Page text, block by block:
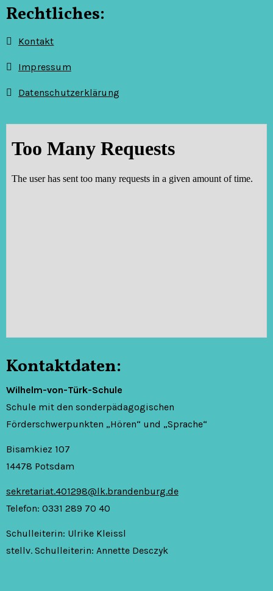
Rechtliches:
Kontakt
Impressum
Datenschutzerklärung
Kontaktdaten:
Wilhelm-von-Türk-Schule
Schule mit den sonderpädagogischen
Förderschwerpunkten „Hören“ und „Sprache“
Bisamkiez 107
14478 Potsdam
sekretariat.401298@lk.brandenburg.de
Telefon: 0331 289 70 40
Schulleiterin: Ulrike Kleissl
stellv. Schulleiterin: Annette Desczyk